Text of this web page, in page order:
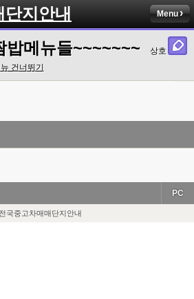
지안내 Menu
밥메뉴들~~~~~~~
상호
건너뛰기
PC
전국중고차매매단지안내